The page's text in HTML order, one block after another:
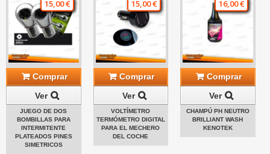
15,00 €
Comprar
Ver
JUEGO DE DOS
BOMBILLAS PARA
INTERMITENTE
PLATEADOS PINES
SIMETRICOS
15,00 €
Comprar
Ver
VOLTÍMETRO
TERMÓMETRO DIGITAL
PARA EL MECHERO
DEL COCHE
16,00 €
Comprar
Ver
CHAMPÚ PH NEUTRO
BRILLIANT WASH
KENOTEK